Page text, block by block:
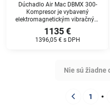
Dúchadlo Air Mac DBMX 300-
Kompresor je vybavený
elektromagnetickým vibračným
motorom , ktorého vysoká
účinnosť je jeho všeobecne
známou vlastnosťou. Dodací
1135 €
1396,05 € s DPH
Nie sú žiadne
1